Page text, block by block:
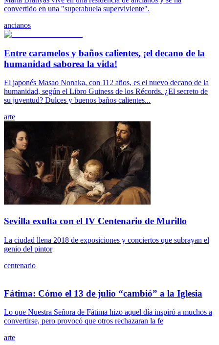
convertido en una "superabuela superviviente".
ancianos
Entre caramelos y baños calientes, ¡el decano de la
humanidad saborea la vida!
El japonés Masao Nonaka, con 112 años, es el nuevo decano de la
humanidad, según el Libro Guiness de los Récords. ¿El secreto de
su juventud? Dulces y buenos baños calientes...
arte
Sevilla exulta con el IV Centenario de Murillo
La ciudad llena 2018 de exposiciones y conciertos que subrayan el
genio del pintor
centenario
Fátima: Cómo el 13 de julio “cambió” a la Iglesia
Lo que Nuestra Señora de Fátima hizo aquel día inspiró a muchos a
convertirse, pero provocó que otros rechazaran la fe
arte